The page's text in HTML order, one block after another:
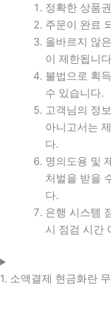
정확한 상품
주문이 완료
올바르지 않
이 제한됩니
불법으로 획
수 있습니다.
고객님의 정
아니고서는
다.
명의도용 및
처벌을 받을
다.
은행 시스템
시 점검 시간
1. 소액결제 현금화란